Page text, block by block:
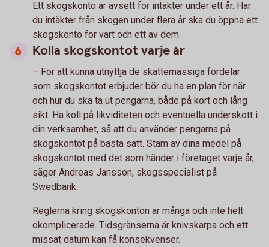
Ett skogskonto är avsett för intäkter under ett år. Har
du intäkter från skogen under flera år ska du öppna ett
skogskonto för vart och ett av dem.
Kolla skogskontot varje år
– För att kunna utnyttja de skattemässiga fördelar
som skogskontot erbjuder bör du ha en plan för när
och hur du ska ta ut pengarna, både på kort och lång
sikt. Ha koll på likviditeten och eventuella underskott i
din verksamhet, så att du använder pengarna på
skogskontot på bästa sätt. Stäm av dina medel på
skogskontot med det som händer i företaget varje år,
säger Andreas Jansson, skogsspecialist på
Swedbank.
Reglerna kring skogskonton är många och inte helt
okomplicerade. Tidsgränserna är knivskarpa och ett
missat datum kan få konsekvenser.